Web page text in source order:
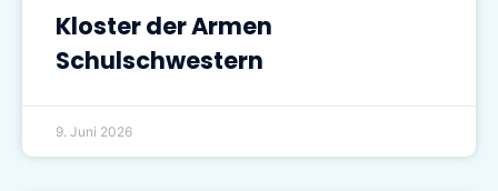
Kloster der Armen
Schulschwestern
9. Juni 2026